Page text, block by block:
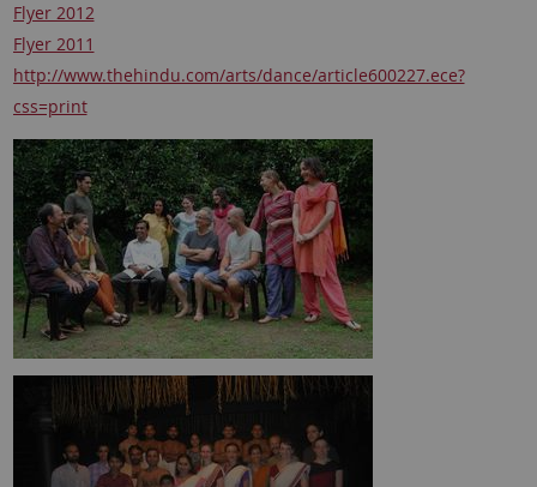
Flyer 2012
Flyer 2011
http://www.thehindu.com/arts/dance/article600227.ece?
css=print